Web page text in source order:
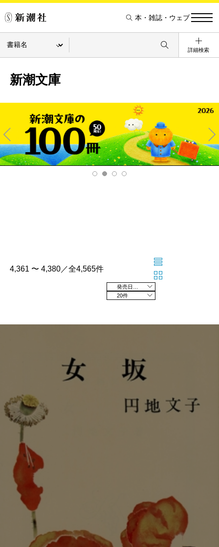
本・雑誌・ウェブ
詳細検索
新潮文庫
Pre
v
Ne
xt
4,361 〜 4,380／全4,565件
20件